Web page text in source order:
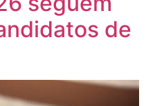
de